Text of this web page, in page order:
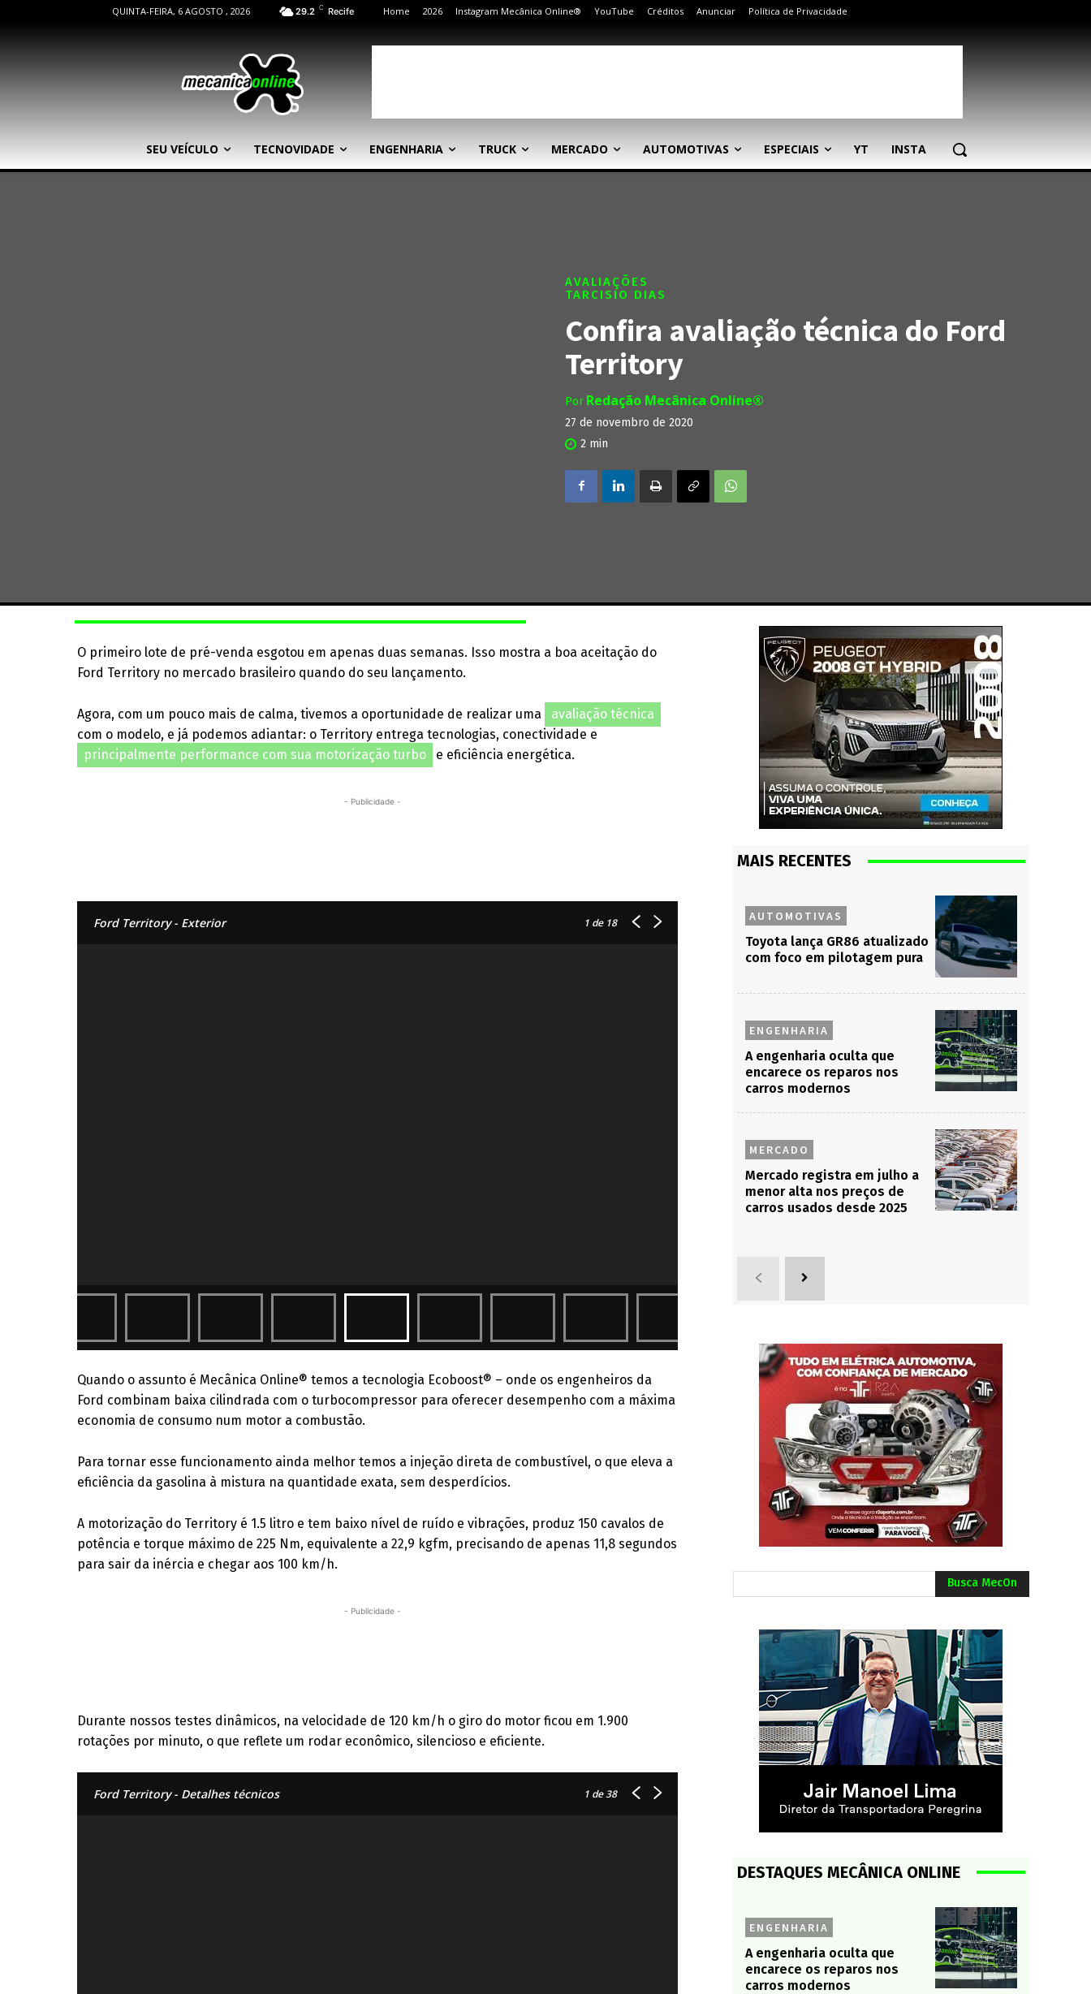
QUINTA-FEIRA, 6 AGOSTO , 2026 29.2 C Recife Home 2026 Instagram Mecânica Online® YouTube Créditos Anunciar Política de Privacidade
SEU VEÍCULO TECNOVIDADE ENGENHARIA TRUCK MERCADO AUTOMOTIVAS ESPECIAIS YT INSTA
AVALIAÇÕES
TARCISIO DIAS
Confira avaliação técnica do Ford
Territory
Por Redação Mecânica Online®
27 de novembro de 2020
2 min
O primeiro lote de pré-venda esgotou em apenas duas semanas. Isso mostra a boa aceitação do
Ford Territory no mercado brasileiro quando do seu lançamento.
Agora, com um pouco mais de calma, tivemos a oportunidade de realizar uma
avaliação técnica
com o modelo, e já podemos adiantar: o Territory entrega tecnologias, conectividade e
principalmente performance com sua motorização turbo
e eficiência energética.
- Publicidade -
Ford Territory - Exterior 1 de 18
Quando o assunto é Mecânica Online® temos a tecnologia Ecoboost® – onde os engenheiros da
Ford combinam baixa cilindrada com o turbocompressor para oferecer desempenho com a máxima
economia de consumo num motor a combustão.
Para tornar esse funcionamento ainda melhor temos a injeção direta de combustível, o que eleva a
eficiência da gasolina à mistura na quantidade exata, sem desperdícios.
A motorização do Territory é 1.5 litro e tem baixo nível de ruído e vibrações, produz 150 cavalos de
potência e torque máximo de 225 Nm, equivalente a 22,9 kgfm, precisando de apenas 11,8 segundos
para sair da inércia e chegar aos 100 km/h.
- Publicidade -
Durante nossos testes dinâmicos, na velocidade de 120 km/h o giro do motor ficou em 1.900
rotações por minuto, o que reflete um rodar econômico, silencioso e eficiente.
Ford Territory - Detalhes técnicos 1 de 38
MAIS RECENTES
AUTOMOTIVAS
Toyota lança GR86 atualizado
com foco em pilotagem pura
ENGENHARIA
A engenharia oculta que
encarece os reparos nos
carros modernos
MERCADO
Mercado registra em julho a
menor alta nos preços de
carros usados desde 2025
Busca MecOn
DESTAQUES MECÂNICA ONLINE
ENGENHARIA
A engenharia oculta que
encarece os reparos nos
carros modernos